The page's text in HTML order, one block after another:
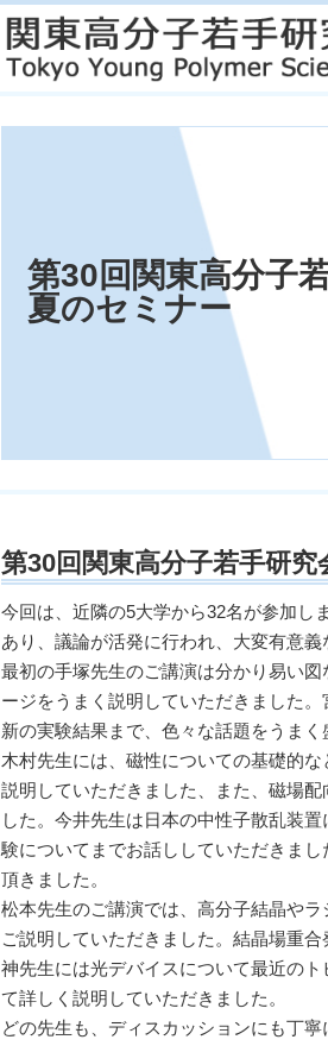
第30回関東高分子
夏のセミナー
第30回関東高分子若手研
今回は、近隣の5大学から32名が参加し
あり、議論が活発に行われ、大変有意義
最初の手塚先生のご講演は分かり易い
ージをうまく説明していただきました
新の実験結果まで、色々な話題をうまく
木村先生には、磁性についての基礎的
説明していただきました、また、磁場
した。今井先生は日本の中性子散乱装
験についてまでお話ししていただきま
頂きました。
松本先生のご講演では、高分子結晶や
ご説明していただきました。結晶場重
神先生には光デバイスについて最近の
て詳しく説明していただきました。
どの先生も、ディスカッションにも丁